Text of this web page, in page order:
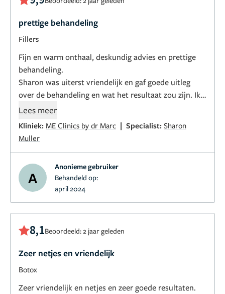
prettige behandeling
Fillers
Fijn en warm onthaal, deskundig advies en prettige
behandeling.
Sharon was uiterst vriendelijk en gaf goede uitleg
over de behandeling en wat het resultaat zou zijn. Ik
was best zenuwachtig , maar alles verliep prima. Ook
het resultaat is na 1 week goed merkbaar. (zowel
botox als de filler)
Lees meer
Kliniek: ME Clinics by dr Marc | Specialist: Sharon
Muller
A
Anonieme gebruiker
Behandeld op:
april 2024
8,1Beoordeeld: 2 jaar geleden
Zeer netjes en vriendelijk
Botox
Zeer vriendelijk en netjes en zeer goede resultaten.